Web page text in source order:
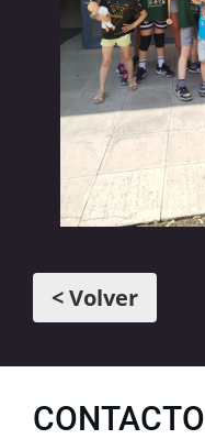
< Volver
CONTACTO